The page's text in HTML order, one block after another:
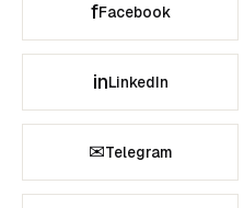
fFacebook
inLinkedIn
✉Telegram